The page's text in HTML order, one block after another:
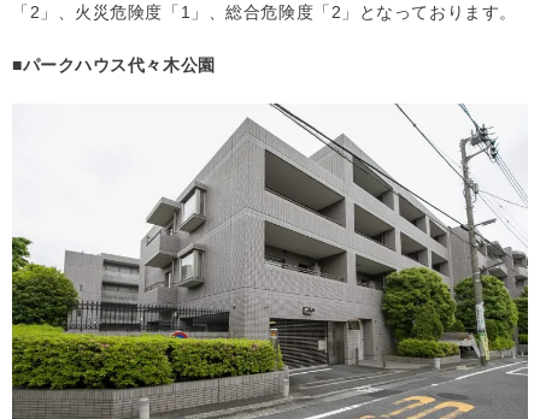
「2」、火災危険度「1」、総合危険度「2」となっております。
■パークハウス代々木公園